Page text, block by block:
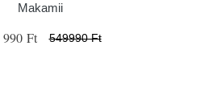
Makamii
Ft 549990 Ft